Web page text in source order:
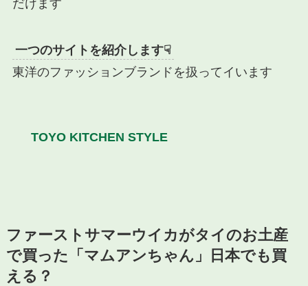
だけます
一つのサイトを紹介します☟
東洋のファッションブランドを扱ってイいます
TOYO KITCHEN STYLE
ファーストサマーウイカがタイのお土産
で買った「マムアンちゃん」日本でも買
える？